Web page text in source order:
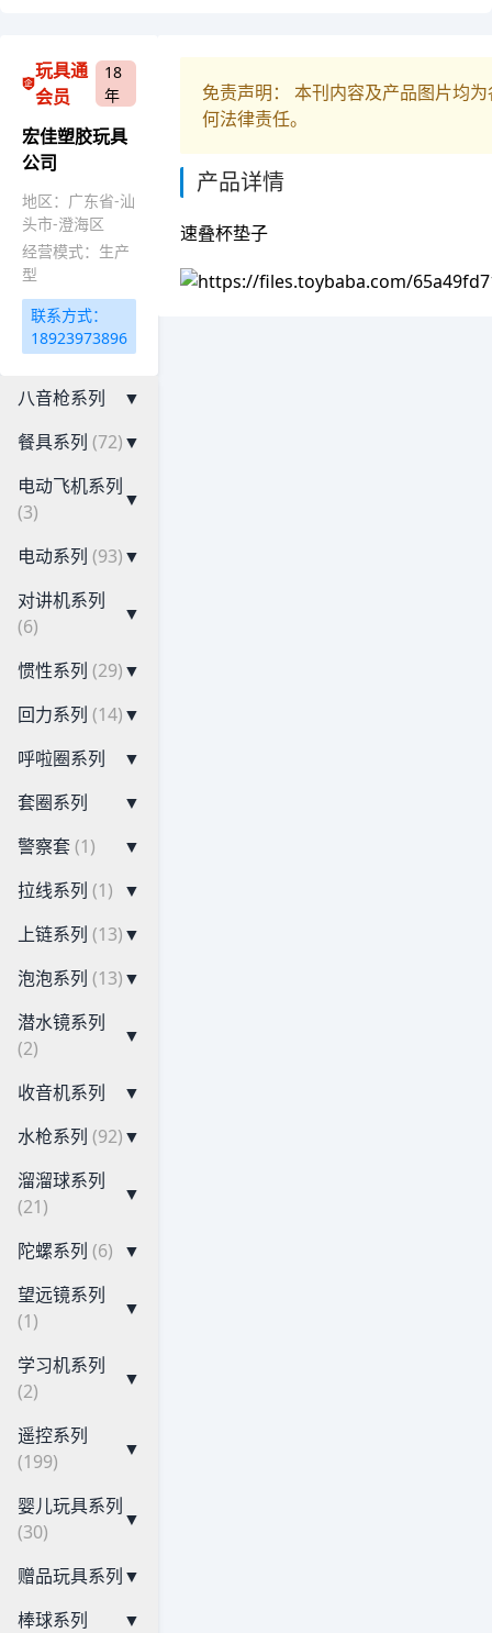
玩具通
会员
18
年
宏佳塑胶玩具
公司
地区：广东省-汕
头市-澄海区
经营模式：生产
型
联系方式：
18923973896
八音枪系列
▼
餐具系列 (72)▼
电动飞机系列
(3)
▼
电动系列 (93)▼
对讲机系列
(6)
▼
惯性系列 (29)▼
回力系列 (14)▼
呼啦圈系列
▼
套圈系列
▼
警察套(1)
▼
拉线系列 (1) ▼
上链系列 (13)▼
泡泡系列 (13)▼
潜水镜系列
(2)
▼
收音机系列
▼
水枪系列 (92)▼
溜溜球系列
(21)
▼
陀螺系列 (6) ▼
望远镜系列
(1)
▼
学习机系列
(2)
▼
遥控系列
(199)
▼
婴儿玩具系列
(30)
▼
赠品玩具系列▼
棒球系列
▼
免责声明： 本刊内容及产品图片均
何法律责任。
产品详情
速叠杯垫子